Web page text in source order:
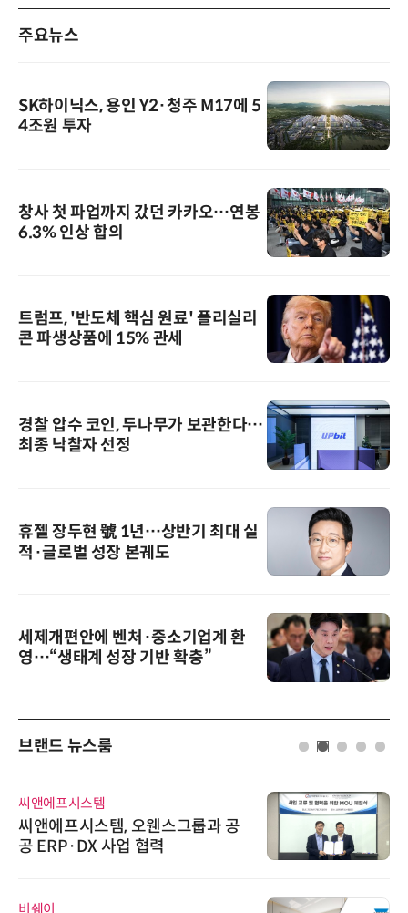
주요뉴스
SK하이닉스, 용인 Y2·청주 M17에 5
4조원 투자
창사 첫 파업까지 갔던 카카오…연봉
6.3% 인상 합의
트럼프, '반도체 핵심 원료' 폴리실리
콘 파생상품에 15% 관세
경찰 압수 코인, 두나무가 보관한다…
최종 낙찰자 선정
휴젤 장두현 號 1년…상반기 최대 실
적·글로벌 성장 본궤도
세제개편안에 벤처·중소기업계 환
영…“생태계 성장 기반 확충”
브랜드 뉴스룸
씨앤에프시스템
씨앤에프시스템, 오웬스그룹과 공
공 ERP·DX 사업 협력
비쉐이